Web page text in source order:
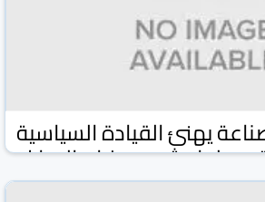
يهنئ القيادة السياسية
بحلول شهر رمضان المبارك
ومواقع 18 شباط/فبراير 2026